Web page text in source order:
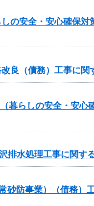
の安全・安心確保対
良（債務）工事に関
暮らしの安全・安心
排水処理工事に関す
砂防事業）（債務）